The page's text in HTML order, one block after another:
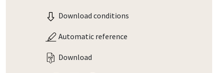
Download conditions
Automatic reference
Download